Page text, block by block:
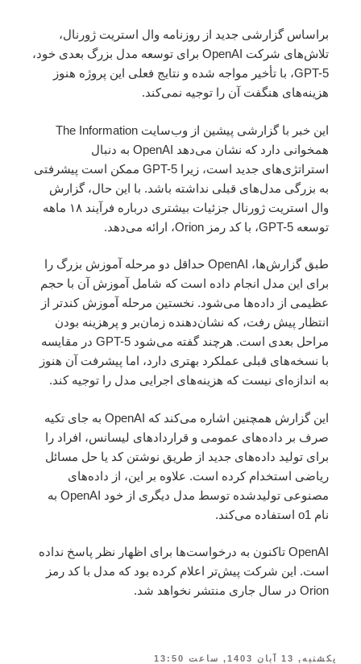
براساس گزارشی جدید از روزنامه وال استریت ژورنال،
تلاش‌های شرکت OpenAI برای توسعه مدل بزرگ بعدی خود،
GPT-5، با تأخیر مواجه شده و نتایج فعلی این پروژه هنوز
هزینه‌های هنگفت آن را توجیه نمی‌کند.
این خبر با گزارشی پیشین از وب‌سایت The Information
همخوانی دارد که نشان می‌دهد OpenAI به دنبال
استراتژی‌های جدید است، زیرا GPT-5 ممکن است پیشرفتی
به بزرگی مدل‌های قبلی نداشته باشد. با این حال، گزارش
وال استریت ژورنال جزئیات بیشتری درباره فرآیند ۱۸ ماهه
توسعه GPT-5، با کد رمز Orion، ارائه می‌دهد.
طبق گزارش‌ها، OpenAI حداقل دو مرحله آموزش بزرگ را
برای این مدل انجام داده است که شامل آموزش آن با حجم
عظیمی از داده‌ها می‌شود. نخستین مرحله آموزش کندتر از
انتظار پیش رفت، که نشان‌دهنده زمان‌بر و پرهزینه بودن
مراحل بعدی است. هرچند گفته می‌شود GPT-5 در مقایسه
با نسخه‌های قبلی عملکرد بهتری دارد، اما پیشرفت آن هنوز
به اندازه‌ای نیست که هزینه‌های اجرایی مدل را توجیه کند.
این گزارش همچنین اشاره می‌کند که OpenAI به جای تکیه
صرف بر داده‌های عمومی و قراردادهای لیسانس، افراد را
برای تولید داده‌های جدید از طریق نوشتن کد یا حل مسائل
ریاضی استخدام کرده است. علاوه بر این، از داده‌های
مصنوعی تولیدشده توسط مدل دیگری از خود OpenAI به
نام o1 استفاده می‌کند.
OpenAI تاکنون به درخواست‌ها برای اظهار نظر پاسخ نداده
است. این شرکت پیش‌تر اعلام کرده بود که مدل با کد رمز
Orion در سال جاری منتشر نخواهد شد.
یکشنبه, 13 آبان 1403, ساعت 13:50